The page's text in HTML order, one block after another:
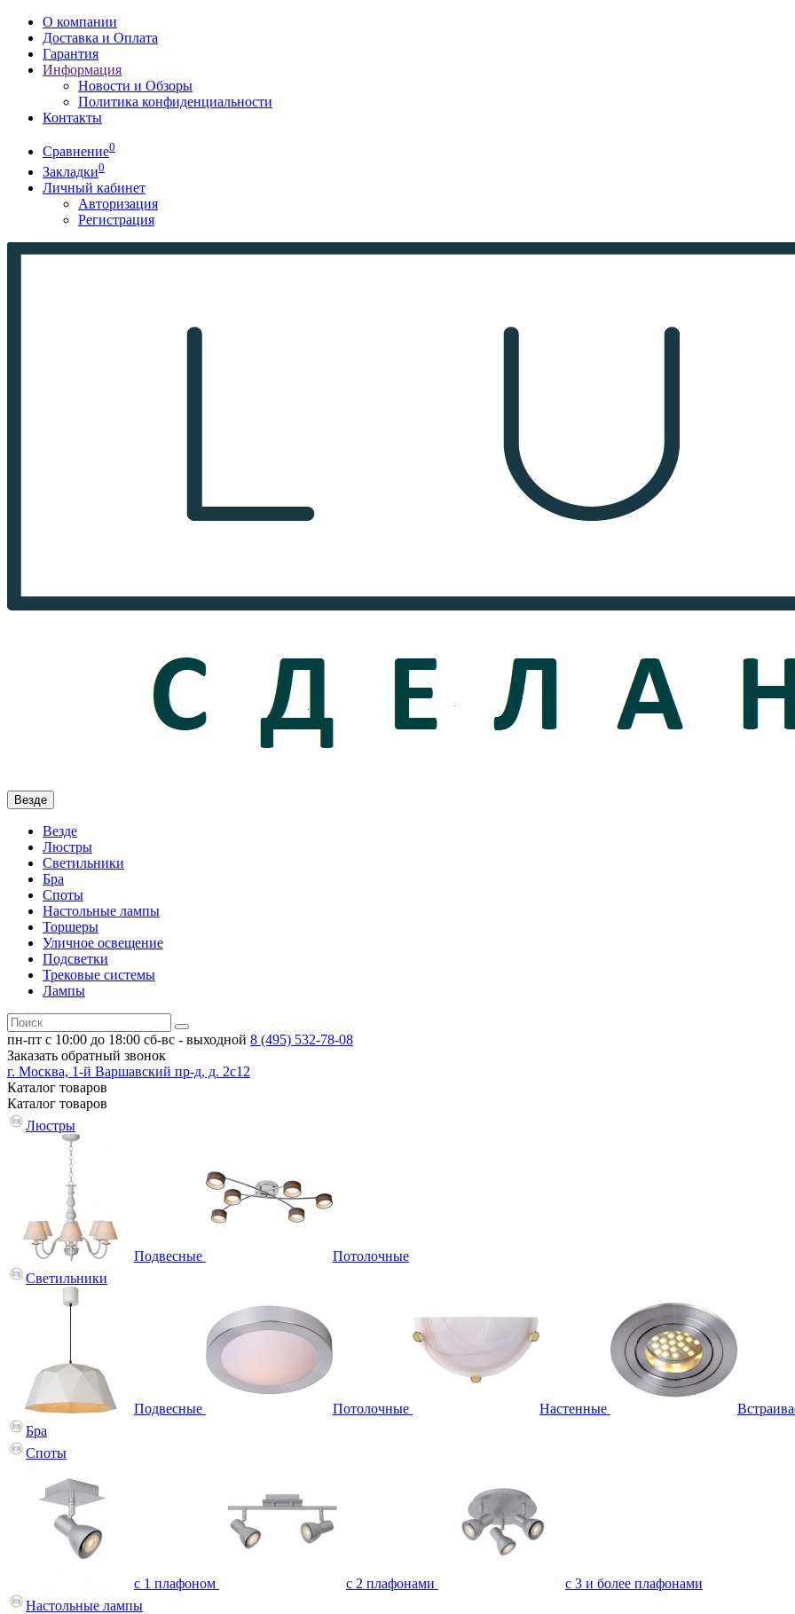
О компании
Доставка и Оплата
Гарантия
Информация
Новости и Обзоры
Политика конфиденциальности
Контакты
Сравнение0
Закладки0
Личный кабинет
Авторизация
Регистрация
Везде
Везде
Люстры
Светильники
Бра
Споты
Настольные лампы
Торшеры
Уличное освещение
Подсветки
Трековые системы
Лампы
пн-пт с 10:00 до 18:00 сб-вс - выходной 8 (495) 532-78-08
Заказать обратный звонок
г. Москва, 1-й Варшавский пр-д, д. 2с12
Каталог товаров
Каталог товаров
Люстры
Подвесные
Потолочные
Светильники
Подвесные Потолочные Настенные
Бра
Споты
с 1 плафоном с 2 плафонами
с 3 и более плафонами
Настольные лампы